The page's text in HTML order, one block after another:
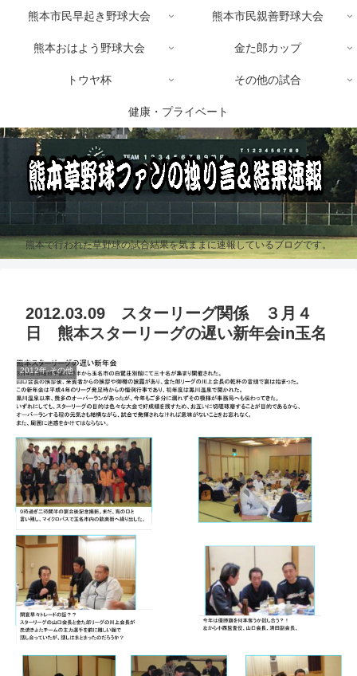
熊本で行われた草野球の試合結果を気ままに速報しているブログです。
熊本市民早起き野球大会 熊本市民親善野球大会
熊本おはよう野球大会 金た郎カップ
トウヤ杯 その他の試合
健康・プライベート
2012.03.09 スターリーグ関係 ３月４
日 熊本スターリーグの遅い新年会in玉名
2012年-その他